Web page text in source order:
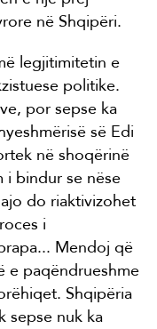
në Shqipëri.
legjitimitetin e
politike.
por sepse ka
së Edi
në shoqërinë
i bindur se nëse
do riaktivizohet
i
Mendoj që
e paqëndrueshme
Shqipëria
sepse nuk ka